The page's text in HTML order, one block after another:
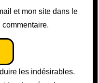
et mon site dans le
les indésirables.